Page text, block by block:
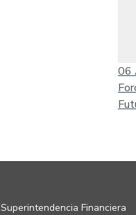
06
Superintendencia Financiera